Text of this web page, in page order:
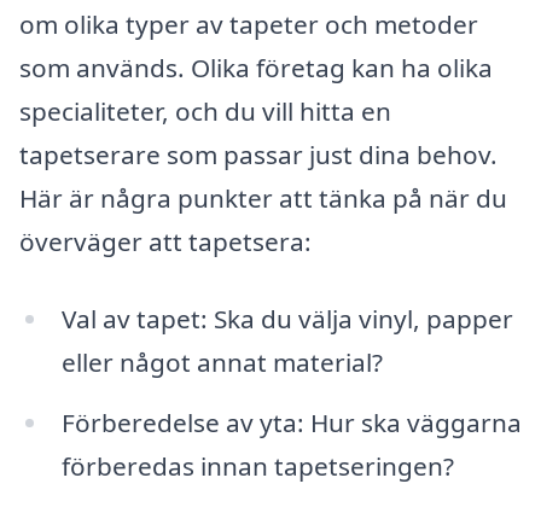
om olika typer av tapeter och metoder
som används. Olika företag kan ha olika
specialiteter, och du vill hitta en
tapetserare som passar just dina behov.
Här är några punkter att tänka på när du
överväger att tapetsera:
Val av tapet: Ska du välja vinyl, papper
eller något annat material?
Förberedelse av yta: Hur ska väggarna
förberedas innan tapetseringen?